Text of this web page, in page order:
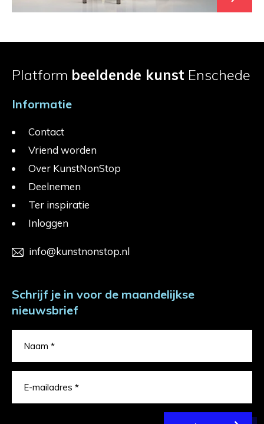
Platform beeldende kunst Enschede
Informatie
Contact
Vriend worden
Over KunstNonStop
Deelnemen
Ter inspiratie
Inloggen
info@kunstnonstop.nl
Schrijf je in voor de maandelijkse
nieuwsbrief